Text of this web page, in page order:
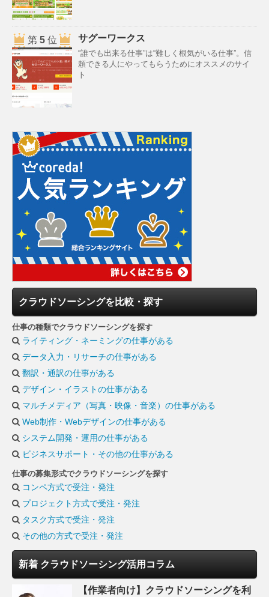
第 5位 サグーワークス
“誰でも出来る仕事”は“難しく根気がいる仕事”。信
頼できる人にやってもらうためにオススメのサイ
ト
クラウドソーシングを比較・探す
仕事の種類でクラウドソーシングを探す
ライティング・ネーミングの仕事がある
データ入力・リサーチの仕事がある
翻訳・通訳の仕事がある
デザイン・イラストの仕事がある
マルチメディア（写真・映像・音楽）の仕事がある
Web制作・Webデザインの仕事がある
システム開発・運用の仕事がある
ビジネスサポート・その他の仕事がある
仕事の募集形式でクラウドソーシングを探す
コンペ方式で受注・発注
プロジェクト方式で受注・発注
タスク方式で受注・発注
その他の方式で受注・発注
新着 クラウドソーシング活用コラム
【作業者向け】クラウドソーシングを利